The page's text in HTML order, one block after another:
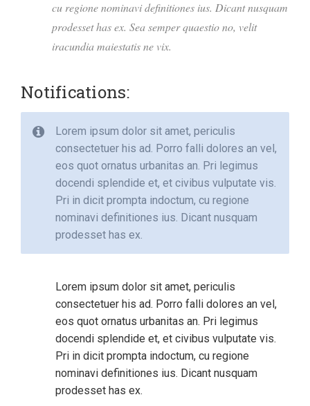
cu regione nominavi definitiones ius. Dicant nusquam
prodesset has ex. Sea semper quaestio no, velit
iracundia maiestatis ne vix.
Notifications:
Lorem ipsum dolor sit amet, periculis
consectetuer his ad. Porro falli dolores an vel,
eos quot ornatus urbanitas an. Pri legimus
docendi splendide et, et civibus vulputate vis.
Pri in dicit prompta indoctum, cu regione
nominavi definitiones ius. Dicant nusquam
prodesset has ex.
Lorem ipsum dolor sit amet, periculis
consectetuer his ad. Porro falli dolores an vel,
eos quot ornatus urbanitas an. Pri legimus
docendi splendide et, et civibus vulputate vis.
Pri in dicit prompta indoctum, cu regione
nominavi definitiones ius. Dicant nusquam
prodesset has ex.